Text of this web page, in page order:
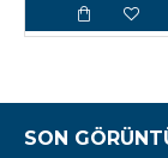
SON